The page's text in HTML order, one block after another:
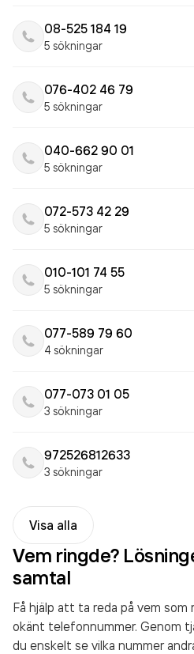
08-525 184 19
5 sökningar
076-402 46 79
5 sökningar
040-662 90 01
5 sökningar
072-573 42 29
5 sökningar
010-101 74 55
5 sökningar
077-589 79 60
4 sökningar
077-073 01 05
3 sökningar
972526812633
3 sökningar
Visa alla
Vem ringde?
samtal
Få hjälp att ta reda på vem
okänt telefonnummer. Genom
du enskelt se vilka nummer